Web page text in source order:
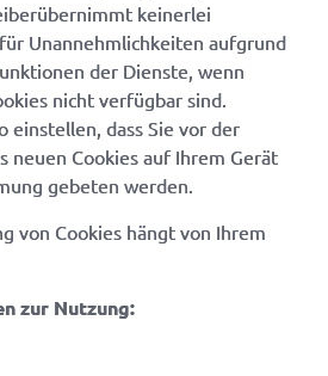
keinerlei
Unannehmlichkeiten aufgrund
der Dienste, wenn
nicht verfügbar sind.
einstellen, dass Sie vor der
neuen Cookies auf Ihrem Gerät
gebeten werden.
von Cookies hängt von Ihrem
zur Nutzung: